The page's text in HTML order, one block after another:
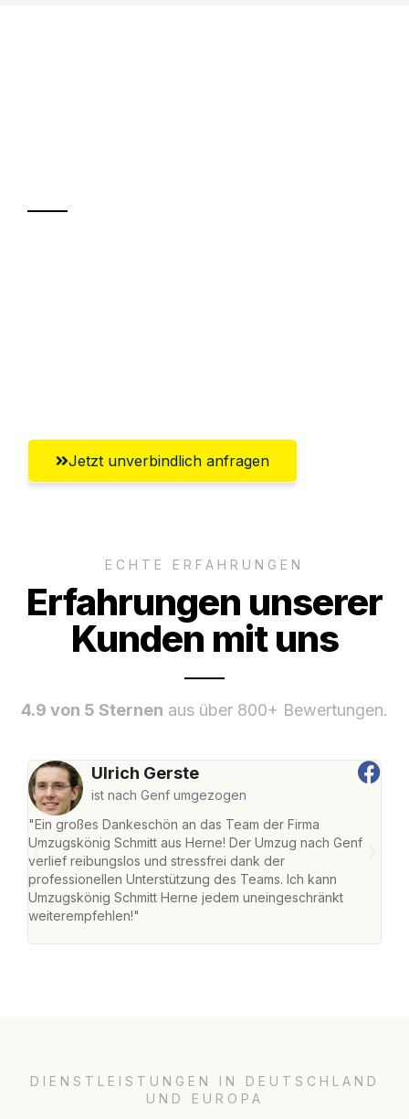
Jetzt unverbindlich anfragen
ECHTE ERFAHRUNGEN
Erfahrungen unserer
Kunden mit uns
4.9 von 5 Sternen aus über 800+ Bewertungen.
Ulrich Gerste
ist nach Genf umgezogen
"Ein großes Dankeschön an das Team der Firma
Umzugskönig Schmitt aus Herne! Der Umzug nach Genf
verlief reibungslos und stressfrei dank der
professionellen Unterstützung des Teams. Ich kann
Umzugskönig Schmitt Herne jedem uneingeschränkt
weiterempfehlen!"
DIENSTLEISTUNGEN IN DEUTSCHLAND
UND EUROPA